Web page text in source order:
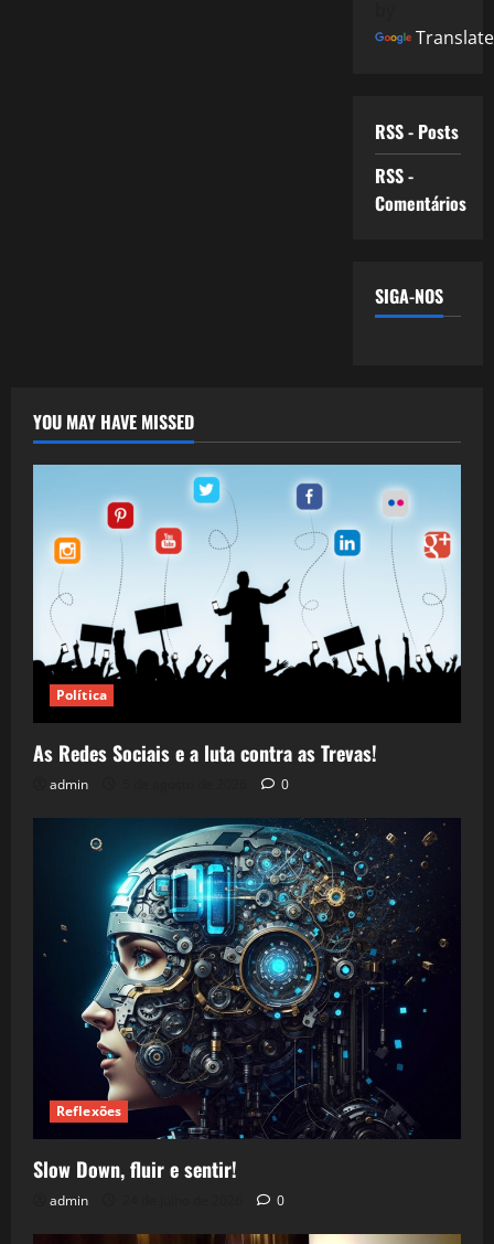
Translate
RSS - Posts
RSS -
Comentários
SIGA-NOS
YOU MAY HAVE MISSED
Política
As Redes Sociais e a luta contra as Trevas!
admin 0
Reflexões
Slow Down, fluir e sentir!
admin 0